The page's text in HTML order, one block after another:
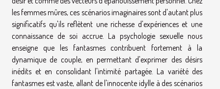
les femmes mûres, ces scénarios imaginaires sont d'autant plus
significatifs qu'ils reflètent une richesse d'expériences et une
connaissance de soi accrue. La psychologie sexuelle nous
enseigne que les fantasmes contribuent fortement à la
dynamique de couple, en permettant d'exprimer des désirs
inédits et en consolidant l'intimité partagée. La variété des
fantasmes est vaste, allant de l'innocente idylle à des scénarios